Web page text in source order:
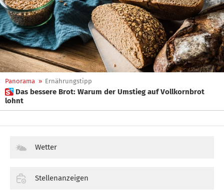
Panorama » Ernährungstipp
 Das bessere Brot: Warum der Umstieg auf Vollkornbrot
lohnt
Wetter
Stellenanzeigen